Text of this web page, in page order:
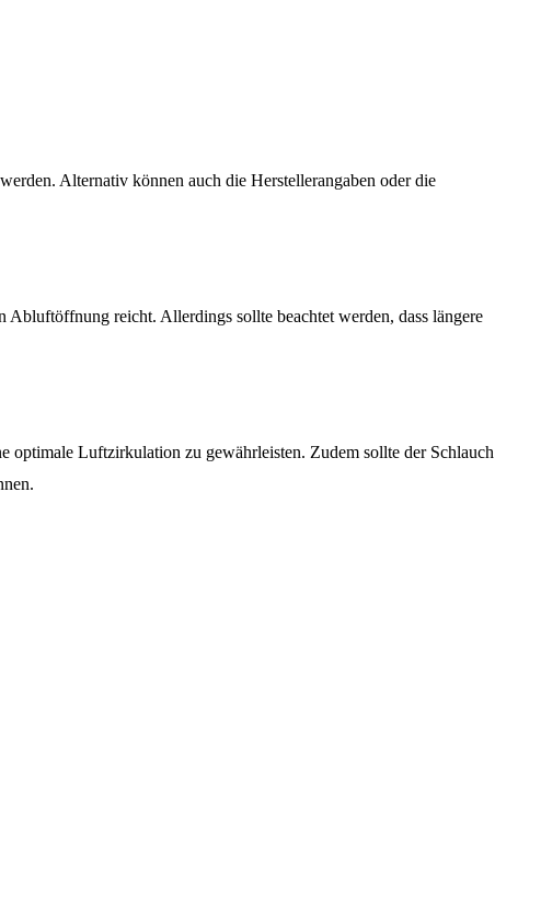
Alternativ können auch die Herstellerangaben oder die
Abluftöffnung reicht. Allerdings sollte beachtet werden, dass längere
optimale Luftzirkulation zu gewährleisten. Zudem sollte der Schlauch